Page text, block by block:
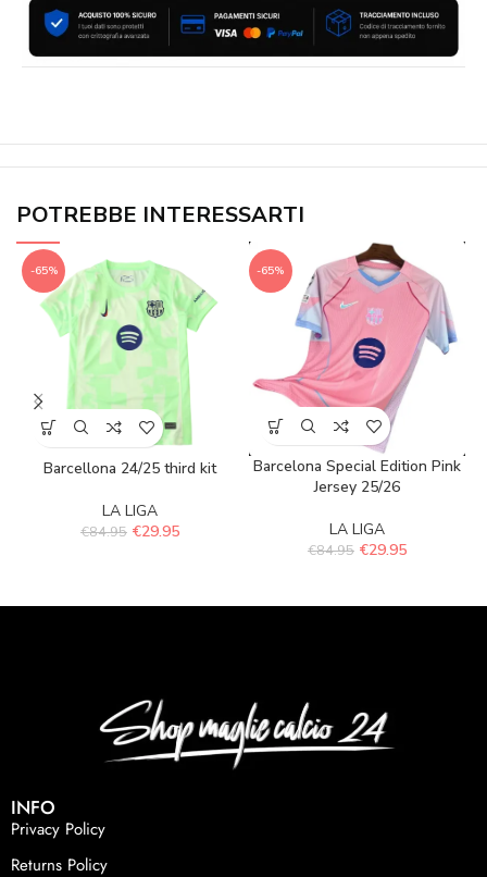
POTREBBE INTERESSARTI
-65%
Barcellona 24/25 third kit
LA LIGA
€84.95 €29.95
-65%
Barcelona Special Edition Pink
Jersey 25/26
LA LIGA
€84.95 €29.95
INFO
Privacy Policy
Returns Policy